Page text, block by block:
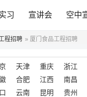
习 宣讲会 空中
程招聘 » 厦门食品工程招聘
天津 重庆
浙江
合肥 江西
南昌
云南 昆明
贵州